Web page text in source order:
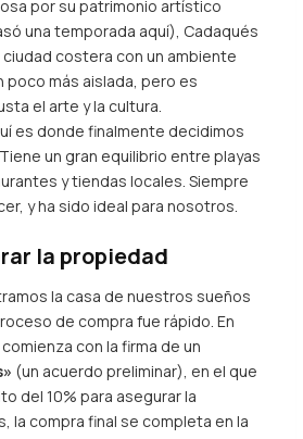
por su patrimonio artístico
una temporada aquí), Cadaqués
ciudad costera con un ambiente
poco más aislada, pero es
el arte y la cultura.
es donde finalmente decidimos
un gran equilibrio entre playas
y tiendas locales. Siempre
y ha sido ideal para nosotros.
la propiedad
la casa de nuestros sueños
de compra fue rápido. En
con la firma de un
(un acuerdo preliminar), en el que
del 10% para asegurar la
la compra final se completa en la